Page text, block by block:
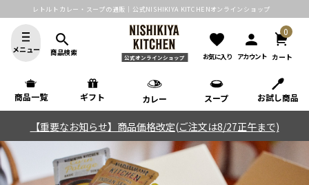
レトルトカレー・スープの通販｜公式NISHIKIYA KITCHENオンラインショップ
メニュー
search
商品検索
公式オンラインショップ
favorite
お気に入り
person
アカウント カート
0
商品一覧 ギフト カレー スープ お試し商品
【重要なお知らせ】商品価格改定(ご注文は8/27正午まで)